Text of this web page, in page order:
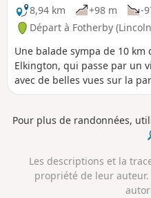
8,94 km
+98 m -
Départ à Fotherby
Une balade sympa de 10
Elkington, qui passe par un
avec de belles vues sur la
marais vers la côte et
Pour plus de randonnées,
Les descriptions et la
propriété de leur